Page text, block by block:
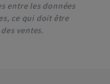
entre les données
ce qui doit être
ventes.